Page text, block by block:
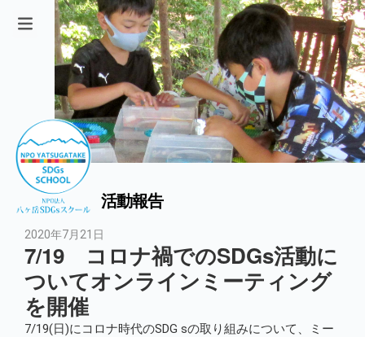
活動報告
2020年7月21日
7/19 コロナ禍でのSDGs活動に
ついてオンラインミーティング
を開催
7/19(日)にコロナ時代のSDG sの取り組みについて、ミー